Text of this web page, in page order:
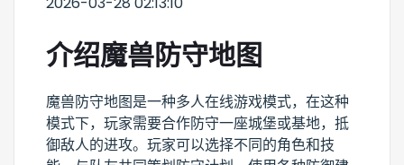
介绍魔兽防守地图
魔兽防守地图是一种多人在线游戏模式，在这种
模式下，玩家需要合作防守一座城堡或基地，抵
御敌人的进攻。玩家可以选择不同的角色和技